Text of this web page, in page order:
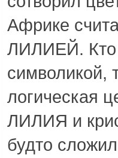
Африке
ЛИЛИЕЙ. Кто
символикой,
логическая
ЛИЛИЯ и
будто